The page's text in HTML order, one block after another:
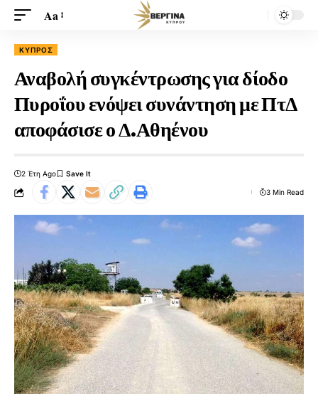
Aa
ΚΎΠΡΟΣ
Αναβολή συγκέντρωσης για δίοδο
Πυροΐου ενόψει συνάντηση με ΠτΔ
αποφάσισε ο Δ.Αθηένου
2 Έτη Ago
3 Min Read